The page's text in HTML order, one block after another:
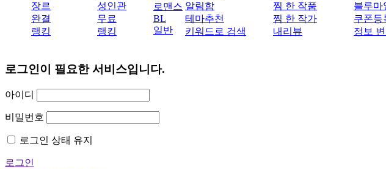
장르
완결
랭킹
성인관
무료
랭킹
로맨스
BL
일반
알림함
테마추천
키워드로 검색
찜 한 작품
찜 한 작가
내리뷰
블루마
쿠폰등
정보
로그인이 필요한 서비스입니다.
아이디
비밀번호
로그인 상태 유지
로그인